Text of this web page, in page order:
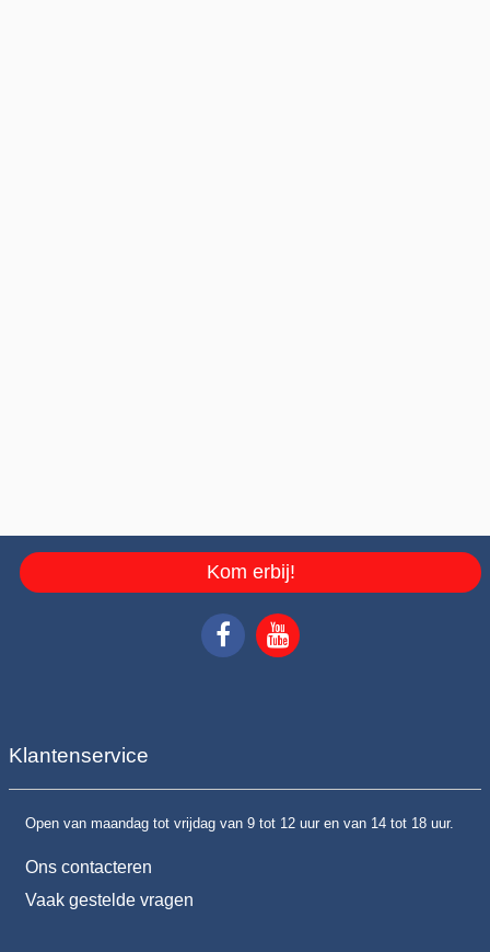
Kom erbij!
Klantenservice
Open van maandag tot vrijdag van 9 tot 12 uur en van 14 tot 18 uur.
Ons contacteren
Vaak gestelde vragen